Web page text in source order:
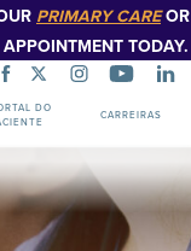
PRIMARY CAREOR
APPOINTMENT TODAY.
DO
CARREIRAS